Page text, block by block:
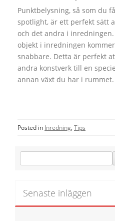
Punktbelysning, så som du
spotlight, är ett perfekt sätt
och det andra i
objekt i inredningen
snabbare. Detta är perfekt
andra konstverk till en
annan växt du har i rummet.
Posted in Inredning, Tips
Senaste inläggen